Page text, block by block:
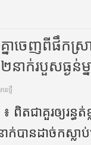
នាចេញពីផឹក
នាក់​របួសធ្ងន់ម្
នថ្មី
ពិតជាគួរឲ្យរន្
ក់បានដាច់ក​ស្លា